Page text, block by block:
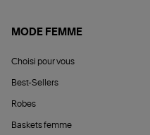
MODE FEMME
Choisi pour vous
Best-Sellers
Robes
Baskets femme